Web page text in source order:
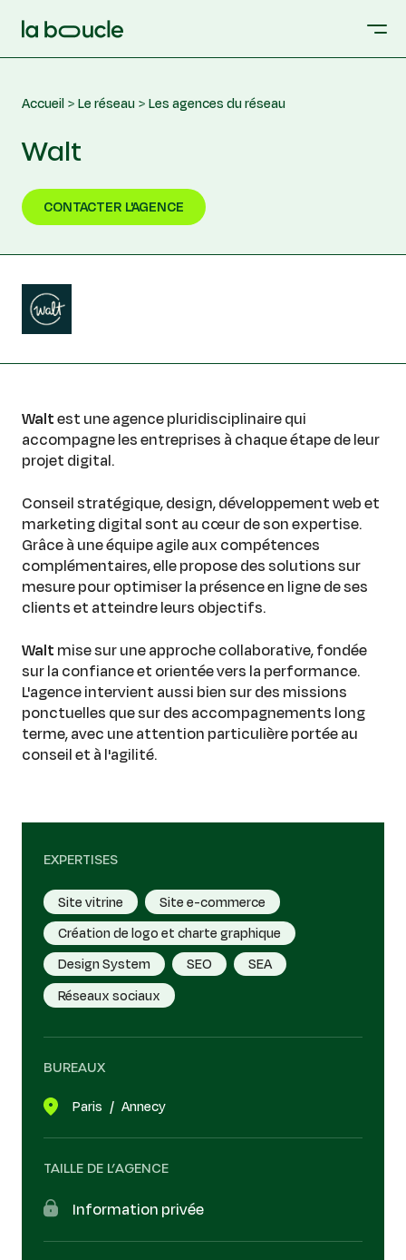
Accueil Le réseau Les agences du réseau
Walt
CONTACTER L'AGENCE
Waltest une agence pluridisciplinaire qui
accompagne les entreprises à chaque étape de leur
projet digital.
Conseil stratégique, design, développement web et
marketing digital sont au cœur de son expertise.
Grâce à une équipe agile aux compétences
complémentaires, elle propose des solutions sur
mesure pour optimiser la présence en ligne de ses
clients et atteindre leurs objectifs.
Walt mise sur une approche collaborative, fondée
sur la confiance et orientée vers la performance.
L'agence intervient aussi bien sur des missions
ponctuelles que sur des accompagnements long
terme, avec une attention particulière portée au
conseil et à l'agilité.
EXPERTISES
Site vitrine
Site e-commerce
Création de logo et charte graphique
Design System
SEO
SEA
Réseaux sociaux
BUREAUX
Paris Annecy
TAILLE DE L’AGENCE
Information privée